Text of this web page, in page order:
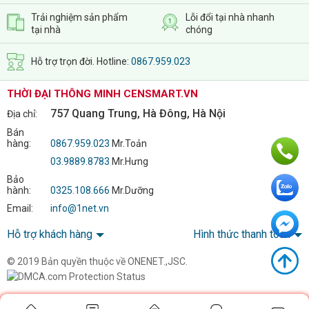
tự động hoàn toàn.
Khi đóng cửa:
✔ Chốt khóa tự động kích hoạt
✔ Không cần thao tác khóa thủ công
✔ Hạn chế tối đa tình trạng quên khóa cửa
✔ Gia tăng độ an toàn cho gia đình
Đây là tính năng được nhiều khách hàng yêu thích bởi sự tiện
lợi và yên tâm trong quá trình sử dụng hàng ngày.
Trải nghiệm sản phẩm
tại nhà
Lỗi đổi tại nhà nhanh
chóng
Hỗ trợ trọn đời. Hotline: 0867.959.023
THỜI ĐẠI THÔNG MINH CENSMART.VN
Địa chỉ: 757 Quang Trung, Hà Đông, Hà Nội
Bán
hàng:
0867.959.023 Mr.Toản
03.9889.8783 Mr.Hưng
Bảo
hành:
0325.108.666 Mr.Dưỡng
Email:
info@1net.vn
Hỗ trợ khách hàng Hình thức thanh toán
© 2019 Bản quyền thuộc về ONENET.,JSC.